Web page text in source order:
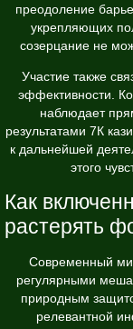
преодоление
укрепляющих
созерцание не
Участие также
эффективности.
наблюдает
результатами 7К
к дальнейшей
этого
Как
растерять
Современный
регулярными
природным
релевантной